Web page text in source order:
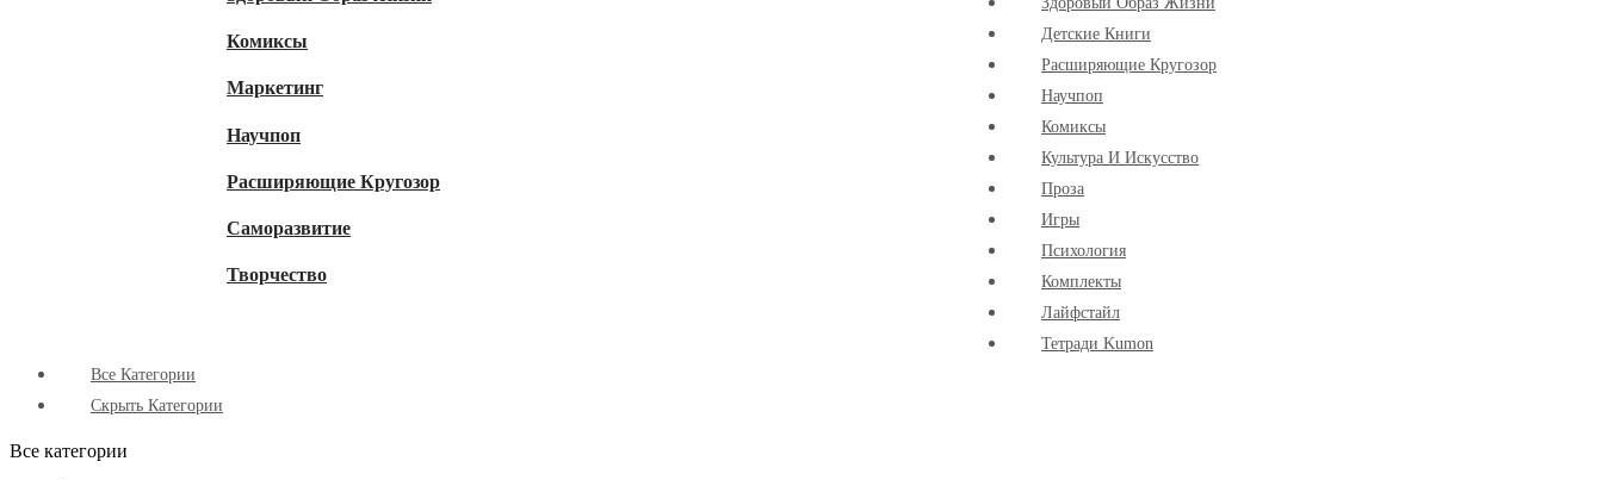
Комиксы
Маркетинг
Научпоп
Расширяющие Кругозор
Cаморазвитие
Творчество
Детские Книги
Расширяющие Кругозор
Научпоп
Комиксы
Культура И Искусство
Проза
Игры
Психология
Комплекты
Лайфстайл
Тетради Kumon
Все Категории
Скрыть Категории
Все категории